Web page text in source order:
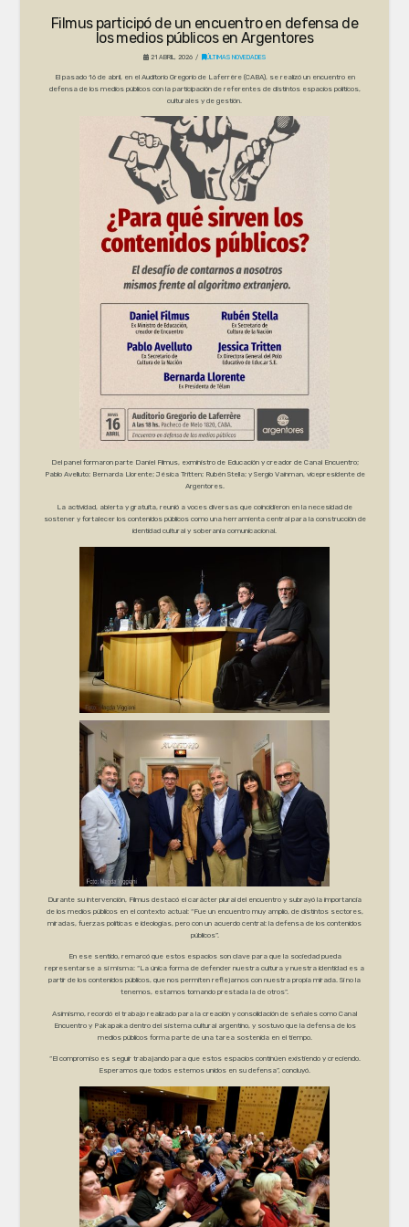
Filmus participó de un encuentro en defensa de
los medios públicos en Argentores
21 ABRIL, 2026 ÚLTIMAS NOVEDADES
El pasado 16 de abril, en el Auditorio Gregorio de Laferrère (CABA), se realizó un encuentro en
defensa de los medios públicos con la participación de referentes de distintos espacios políticos,
culturales y de gestión.
Del panel formaron parte Daniel Filmus, exministro de Educación y creador de Canal Encuentro;
Pablo Avelluto; Bernarda Llorente; Jésica Tritten; Rubén Stella; y Sergio Vainman, vicepresidente de
Argentores.
La actividad, abierta y gratuita, reunió a voces diversas que coincidieron en la necesidad de
sostener y fortalecer los contenidos públicos como una herramienta central para la construcción de
identidad cultural y soberanía comunicacional.
Durante su intervención, Filmus destacó el carácter plural del encuentro y subrayó la importancia
de los medios públicos en el contexto actual: “Fue un encuentro muy amplio, de distintos sectores,
miradas, fuerzas políticas e ideologías, pero con un acuerdo central: la defensa de los contenidos
públicos”.
En ese sentido, remarcó que estos espacios son clave para que la sociedad pueda
representarse a sí misma: “La única forma de defender nuestra cultura y nuestra identidad es a
partir de los contenidos públicos, que nos permiten reflejarnos con nuestra propia mirada. Si no la
tenemos, estamos tomando prestada la de otros”.
Asimismo, recordó el trabajo realizado para la creación y consolidación de señales como Canal
Encuentro y Pakapaka dentro del sistema cultural argentino, y sostuvo que la defensa de los
medios públicos forma parte de una tarea sostenida en el tiempo.
“El compromiso es seguir trabajando para que estos espacios continúen existiendo y creciendo.
Esperamos que todos estemos unidos en su defensa”, concluyó.